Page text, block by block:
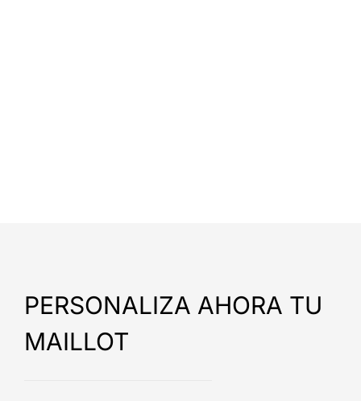
PERSONALIZA AHORA TU
MAILLOT